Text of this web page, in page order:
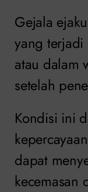
Gejala
yang terjadi
atau dalam
setelah
Kondisi ini
dapat
kecemasan